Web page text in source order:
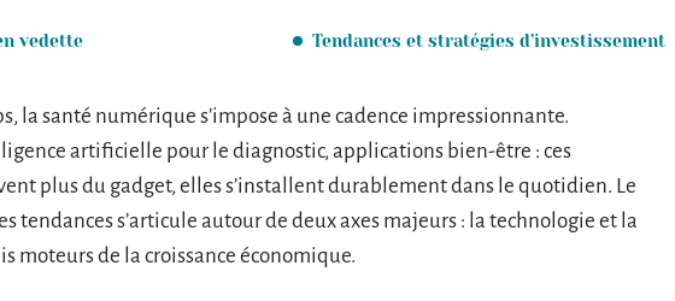
vedette Tendances et stratégies d’investissement
la santé numérique s’impose à une cadence impressionnante.
artificielle pour le diagnostic, applications bien-être : ces
plus du gadget, elles s’installent durablement dans le quotidien. Le
tendances s’articule autour de deux axes majeurs : la technologie et la
moteurs de la croissance économique.